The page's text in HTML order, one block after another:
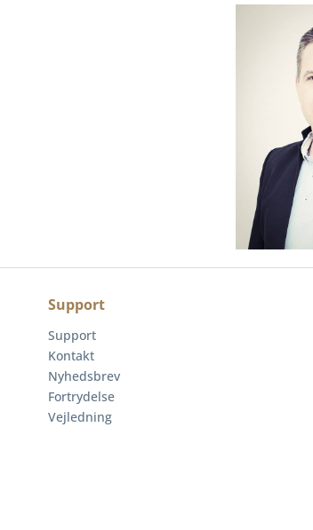
Support
Support
Kontakt
Nyhedsbrev
Fortrydelse
Vejledning